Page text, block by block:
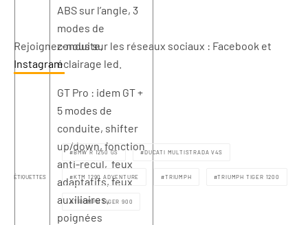
ABS sur l’angle, 3
modes de
conduite,
éclairage led.
GT Pro : idem GT +
5 modes de
conduite, shifter
up/down, fonction
anti-recul, feux
adaptatifs, feux
auxiliaires,
poignées
Rejoignez-nous sur les réseaux sociaux : Facebook et
Instagram
ÉTIQUETTES
BMW R 1250 GS DUCATI MULTISTRADA V4S
KTM 1290 ADVENTURE TRIUMPH TRIUMPH TIGER 1200
TRIUMPH TIGER 900